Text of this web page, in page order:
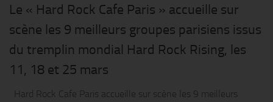
Le « Hard Rock Cafe Paris » accueille sur
scène les 9 meilleurs groupes parisiens issus
du tremplin mondial Hard Rock Rising, les
11, 18 et 25 mars
Hard Rock Cafe Paris accueille sur scène les 9 meilleurs